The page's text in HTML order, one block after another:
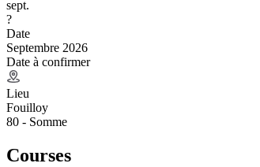
sept.
?
Date
Septembre 2026
Date à confirmer
Lieu
Fouilloy
80 - Somme
Courses